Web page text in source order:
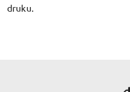
druku.